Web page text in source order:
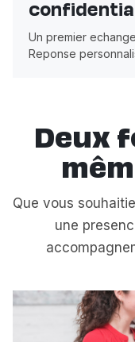
Un premier
Reponse
Deux
Que vous
une